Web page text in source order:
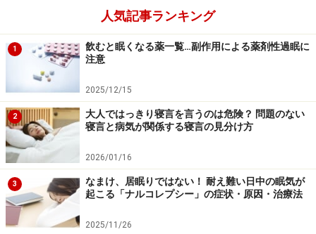
って日中も眠い
2．花粉症の薬の副作用で眠い
1への対策については、上で解説しました。ここでは、2
の花粉症の薬自体による眠気の解決方法をご紹介しま
す。
薬局で買える花粉症の市販薬は、飲んだ後しばらくする
と眠くなることがよくあります。それは、薬局の薬の多
くが、第1世代の抗ヒスタミン薬だからです。
人気記事ランキング
1
飲むと眠くなる薬一覧…副作用による薬剤性過眠に
注意
2025/12/15
2
大人ではっきり寝言を言うのは危険？ 問題のない
寝言と病気が関係する寝言の見分け方
2026/01/16
3
なまけ、居眠りではない！ 耐え難い日中の眠気が
起こる「ナルコレプシー」の症状・原因・治療法
2025/11/26